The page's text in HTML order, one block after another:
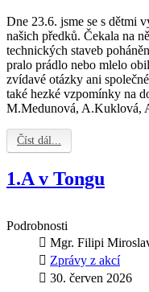
Dne 23.6. jsme se s dětmi
našich předků. Čekala na
technických staveb
pralo prádlo nebo mlelo
zvídavé otázky ani
také hezké vzpomínky na
M.Medunová, A.Kuklová,
Číst dál...
1.A v Tongu
Podrobnosti
Mgr. Filipi
Zprávy z akcí
30. červen 2026